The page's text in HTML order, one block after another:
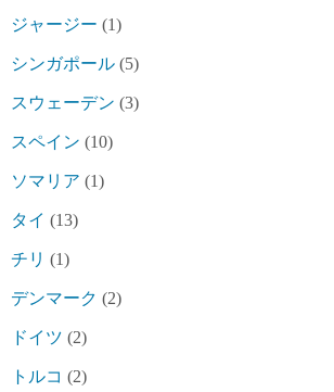
ジャージー (1)
シンガポール (5)
スウェーデン (3)
スペイン (10)
ソマリア (1)
タイ (13)
チリ (1)
デンマーク (2)
ドイツ (2)
トルコ (2)